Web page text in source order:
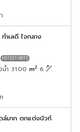
ำเลดี ใจกลาง
HS1337-0013
ำ 31.00 m2 6
ล์มาก ตกแต่งบิวท์